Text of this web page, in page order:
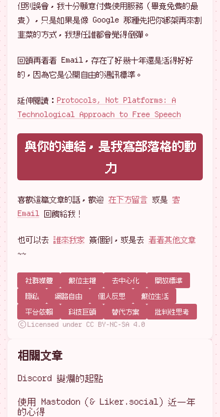
但別誤會，我十分願意付費使用服務（畢竟免費的最
貴），只是如果是像 Google 那種先把你綁架再來割
韭菜的方式，我想任誰都會覺得倒彈。
回頭再看看 Email，存在了好幾十年還是活得好好
的，因為它是公開自由的通訊標準。
延伸閱讀： Protocols, Not Platforms: A
Technological Approach to Free Speech
與你的連結，是我寫部落格的動
力
喜歡這篇文章的話，歡迎 在下方留言 或是 寄
Email 回饋給我！
也可以去 誰來我家 簽個到，或是去 看看其他文章
~~
社群媒體 數位主權 去中心化
開放標準
隱私
網路自由 個人反思
數位生活
平台依賴
科技巨頭 替代方案
批判性思考
Licensed under CC BY-NC-SA 4.0
相關文章
Discord 變爛的起點
使用 Mastodon（& Liker.social）近一年
的心得